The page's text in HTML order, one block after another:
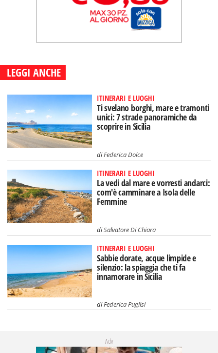
LEGGI ANCHE
ITINERARI E LUOGHI
Ti svelano borghi, mare e tramonti
unici: 7 strade panoramiche da
scoprire in Sicilia
diFederica Dolce
ITINERARI E LUOGHI
La vedi dal mare e vorresti andarci:
com'è camminare a Isola delle
Femmine
diSalvatore Di Chiara
ITINERARI E LUOGHI
Sabbie dorate, acque limpide e
silenzio: la spiaggia che ti fa
innamorare in Sicilia
diFederica Puglisi
Adv